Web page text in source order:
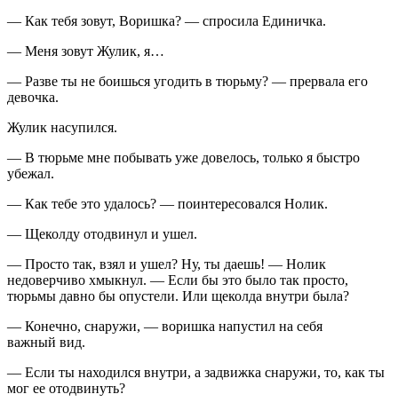
— Как тебя зовут, Воришка? — спросила Единичка.
— Меня зовут Жулик, я…
— Разве ты не боишься угодить в тюрьму? — прервала его
девочка.
Жулик насупился.
— В тюрьме мне побывать уже довелось, только я быстро
убежал.
— Как тебе это удалось? — поинтересовался Нолик.
— Щеколду отодвинул и ушел.
— Просто так, взял и ушел? Ну, ты даешь! — Нолик
недоверчиво хмыкнул. — Если бы это было так просто,
тюрьмы давно бы опустели. Или щеколда внутри была?
— Конечно, снаружи, — воришка напустил на себя
важный вид.
— Если ты находился внутри, а задвижка снаружи, то, как ты
мог ее отодвинуть?